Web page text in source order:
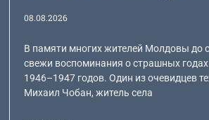
08.08.2026
В памяти многих жителей Молдовы до
свежи воспоминания о страшных годах
1946–1947 годов. Один из очевидцев
Михаил Чобан, житель села